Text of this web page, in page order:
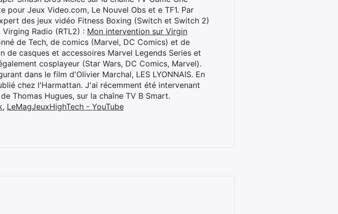
pour Jeux Video.com, Le Nouvel Obs et e TF1. Par
des jeux vidéo Fitness Boxing (Switch et Switch 2)
Radio (RTL2) : Mon intervention sur Virgin
de Tech, de comics (Marvel, DC Comics) et de
de casques et accessoires Marvel Legends Series et
cosplayeur (Star Wars, DC Comics, Marvel).
dans le film d'Olivier Marchal, LES LYONNAIS. En
chez l'Harmattan. J'ai récemment été intervenant
Thomas Hugues, sur la chaîne TV B Smart.
, LeMagJeuxHighTech - YouTube